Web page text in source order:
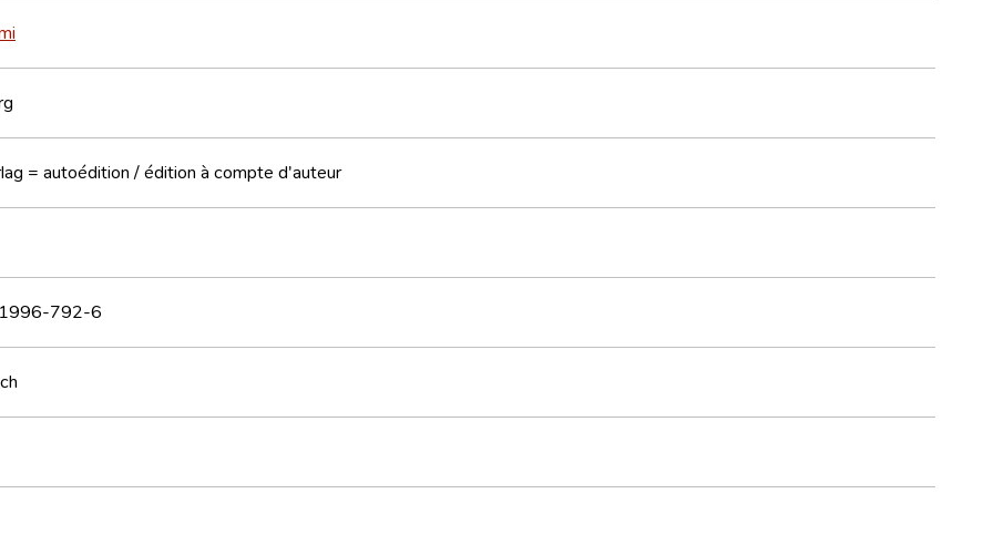
= autoédition / édition à compte d'auteur
792-6